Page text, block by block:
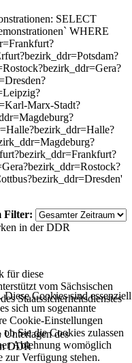
SELECT
WHERE
Marx-Stadt?
Filter:
für diese
vom Sächsischen
Staatssicherheitsdienstes
Cookies sind essenziell
sich um sogenannte
Cookie-Einstellungen
Sie die Cookies zulassen
Ablehnung womöglich
zur Verfügung stehen.